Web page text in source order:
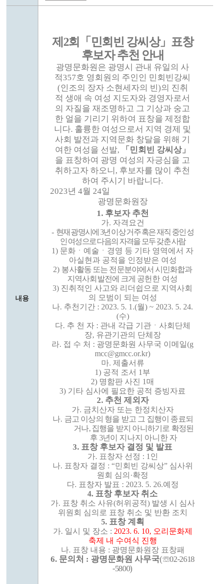
내용
제 2회 「 민회빈 강씨상」 표창
후보자 추천 안내
광명문화원은 광명시 관내 유일의 사
적357호 영회원의 주인인 민회빈강씨
(인조의 장자 소현세자의 빈)의 진취
적 생애 속 여성 지도자와 경영자로서
의 자질을 재조명하고 그 기상과 숭고
한 얼을 기리기 위하여 표창을 제정합
니다. 훌륭한 여성으로서 지역 경제 및
사회 발전과 지역문화 창달을 위해 기
여한 여성을 선발, 「 민회빈 강씨상」
을 표창하여 광명 여성의 자긍심을 고
취하고자하오니 , 후보자를 많이 추천
하여 주시기 바랍니다.
2023년4월 24일
광명문화원장
1. 후보자 추천
가. 자격요건
- 현재 광명시에 3년 이상 거주 혹은 재직 중인 성
인 여성으로 다음의 자격을 모두 갖춘 사람
1) 문화ㆍ예술ㆍ경영 등 기타 영역에서 자
아실현과 공적을 인정받은 여성
2) 봉사활동 또는 전문분야에서 시민화합과
지역사회발전에 크게 공헌한 여성
3) 진취적인 사고와 리더쉽으로 지역사회
의 모범이 되는 여성
나. 추천기간 : 2023. 5. 1.(월) ~ 2023. 5. 24.
(수)
다. 추 천 자 : 관내 각급 기관ㆍ사회단체
장, 유관기관의 단체장
라. 접 수 처 : 광명문화원 사무국 이메일(g
mcc@gmcc.or.kr)
마. 제출서류
1) 공적 조서 1 부
2) 명함판 사진 1 매
3) 기타 심사에 필요한 공적 증빙자료
2. 추천 제외자
가. 금치산자 또는 한정치산자
나. 금고 이상의 형을 받고 그 집행이 종료되
거나, 집행을 받지 아니하기로 확정된
후 3년이 지나지 아니한 자
3. 표창 후보자 결정 및 발표
가. 표창자 선정 : 1 인
나. 표창자 결정 : “민회빈 강씨상” 심사위
원회 심의 ·확정
다. 표창자 발표 : 2023. 5. 26.예정
4. 표창 후보자 취소
가. 표창 취소 사유(허위공적) 발생 시 심사
위원회 심의로 표창 취소 및 반환 조치
5. 표창 계획
가. 일시 및 장소 : 2023. 6. 10, 오리문화제
축제 내 수여식 진행
나. 표창 내용 : 광명문화원장 표창패
6. 문의처 : 광명문화원 사무국(☏02-2618
-5800)